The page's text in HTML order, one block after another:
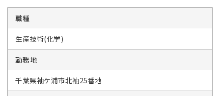
職種
生産技術(化学)
勤務地
千葉県袖ケ浦市北袖25番地